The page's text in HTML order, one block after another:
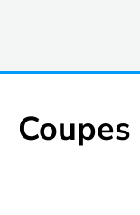
Coupes